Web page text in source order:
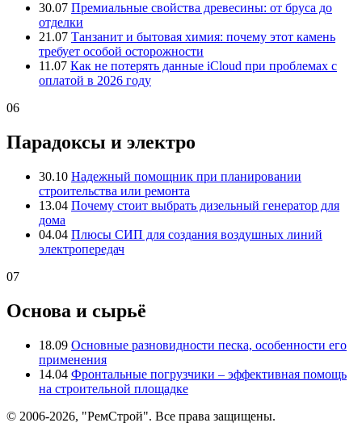
30.07 Премиальные свойства древесины: от бруса до
отделки
21.07 Танзанит и бытовая химия: почему этот камень
требует особой осторожности
11.07 Как не потерять данные iCloud при проблемах с
оплатой в 2026 году
06
Парадоксы и электро
30.10 Надежный помощник при планировании
строительства или ремонта
13.04 Почему стоит выбрать дизельный генератор для
дома
04.04 Плюсы СИП для создания воздушных линий
электропередач
07
Основа и сырьё
18.09 Основные разновидности песка, особенности его
применения
14.04 Фронтальные погрузчики – эффективная помощь
на строительной площадке
© 2006-2026, "РемСтрой". Все права защищены.